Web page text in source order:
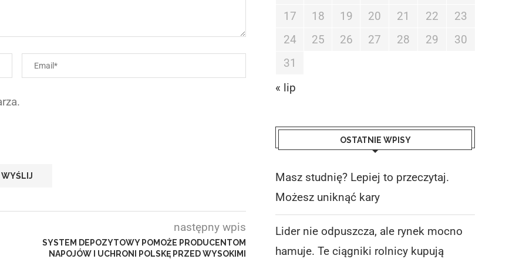
następny wpis
SYSTEM DEPOZYTOWY POMOŻE PRODUCENTOM
NAPOJÓW I UCHRONI POLSKĘ PRZED WYSOKIMI
17
18 19 20 21 22
23
24
25 26 27 28 29
30
31
« lip
OSTATNIE WPISY
Masz studnię? Lepiej to przeczytaj.
Możesz uniknąć kary
Lider nie odpuszcza, ale rynek mocno
hamuje. Te ciągniki rolnicy kupują